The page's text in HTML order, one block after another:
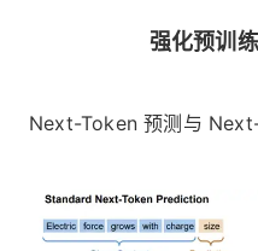
强化预训
Next-Token 预测与